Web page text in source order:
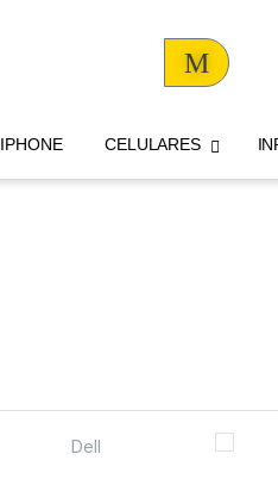
IPHONE CELULARES